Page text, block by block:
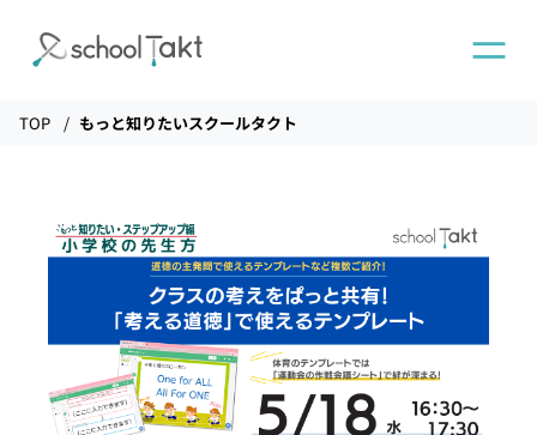
機能
タクトAI
導入事例
導入実績
TOP もっと知りたいスクールタクト